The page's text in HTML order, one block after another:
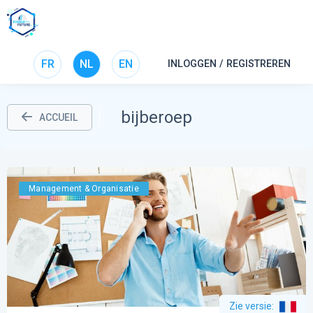
FR NL EN INLOGGEN / REGISTREREN
ACCUEIL bijberoep
Management & Organisatie
Zie versie: